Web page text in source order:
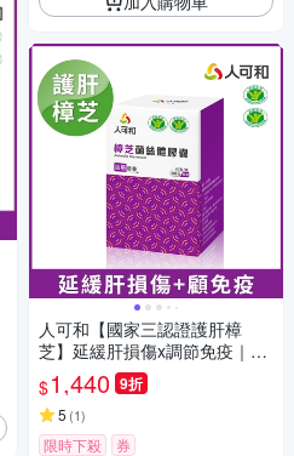
人可和【國家三認證護肝樟
芝】延緩肝損傷x調節免疫｜多
醣體x總三萜市售樟芝雙冠王｜
永豐集團
$1,440 9折
5 (1)
限時下殺 券